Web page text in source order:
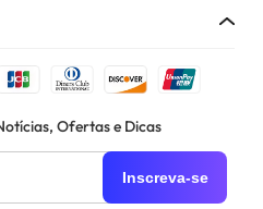
Ofertas e Dicas
Inscreva-se